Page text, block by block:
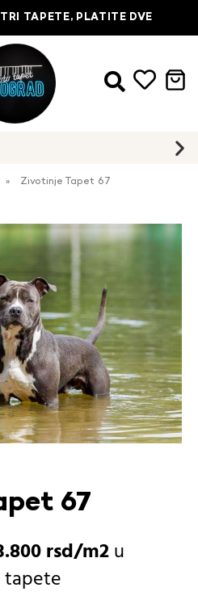
TAPETE, PLATITE DVE
» Zivotinje Tapet 67
67
rsd
u